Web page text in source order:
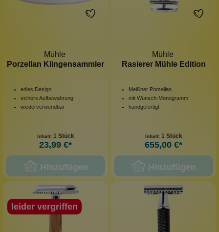
Mühle
Porzellan Klingensammler
edles Design
sichere Aufbewahrung
wiederverwendbar
Inhalt: 1 Stück
23,99 €*
Hinzufügen
Mühle
Rasierer Mühle Edition
Meißner Porzellan
mit Wunsch-Monogramm
handgefertigt
Inhalt: 1 Stück
655,00 €*
Hinzufügen
leider vergriffen